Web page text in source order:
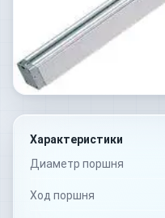
Характеристики
Диаметр поршня
Ход поршня